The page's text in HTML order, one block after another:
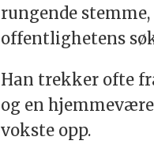
rungende
offentlighetens
Han trekker ofte
og en
vokste opp.